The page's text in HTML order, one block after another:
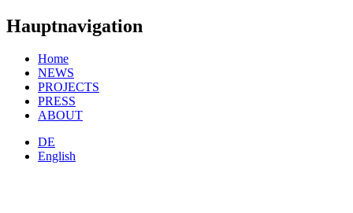
Hauptnavigation
Home
NEWS
PROJECTS
PRESS
ABOUT
DE
English